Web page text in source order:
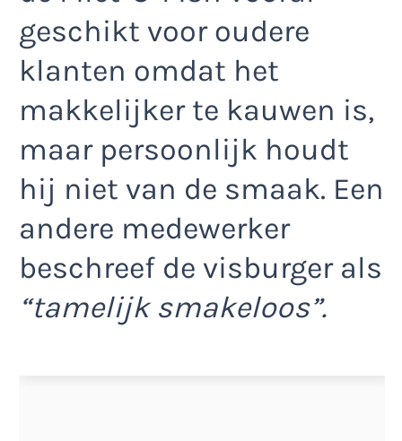
geschikt voor oudere
klanten omdat het
makkelijker te kauwen is,
maar persoonlijk houdt
hij niet van de smaak. Een
andere medewerker
beschreef de visburger als
“tamelijk smakeloos”.